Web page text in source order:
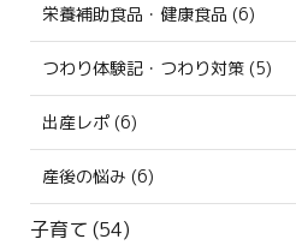
栄養補助食品・健康食品 (6)
つわり体験記・つわり対策 (5)
出産レポ (6)
産後の悩み (6)
子育て (54)